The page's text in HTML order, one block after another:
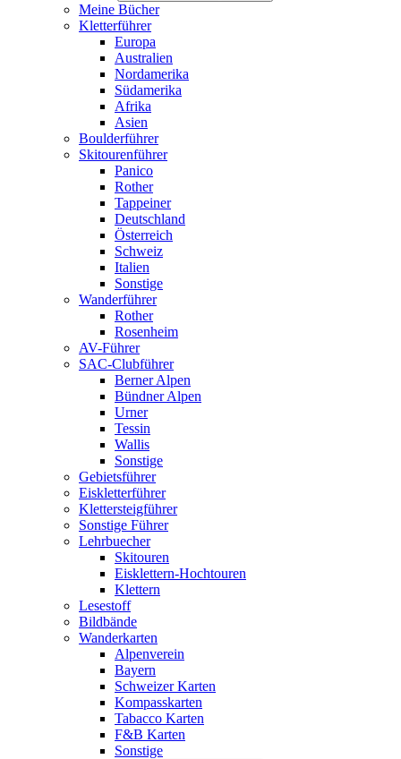
Meine Bücher
Kletterführer
Europa
Australien
Nordamerika
Südamerika
Afrika
Asien
Boulderführer
Skitourenführer
Panico
Rother
Tappeiner
Deutschland
Österreich
Schweiz
Italien
Sonstige
Wanderführer
Rother
Rosenheim
AV-Führer
SAC-Clubführer
Berner Alpen
Bündner Alpen
Urner
Tessin
Wallis
Sonstige
Gebietsführer
Eiskletterführer
Klettersteigführer
Sonstige Führer
Lehrbuecher
Skitouren
Eisklettern-Hochtouren
Klettern
Lesestoff
Bildbände
Wanderkarten
Alpenverein
Bayern
Schweizer Karten
Kompasskarten
Tabacco Karten
F&B Karten
Sonstige